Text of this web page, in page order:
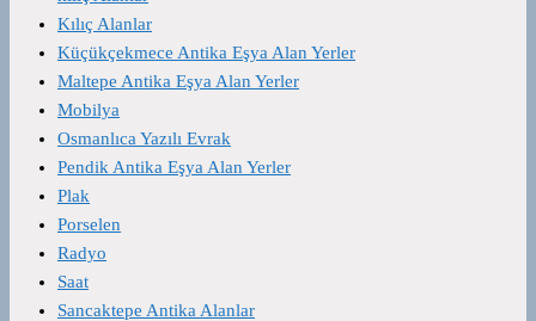
Kılıç Alanlar
Küçükçekmece Antika Eşya Alan Yerler
Maltepe Antika Eşya Alan Yerler
Mobilya
Osmanlıca Yazılı Evrak
Pendik Antika Eşya Alan Yerler
Plak
Porselen
Radyo
Saat
Sancaktepe Antika Alanlar